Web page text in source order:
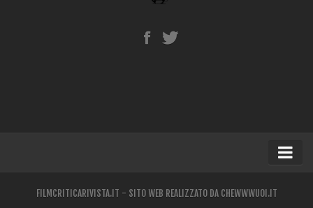
FILMCRITICARIVISTA.IT - SITO WEB REALIZZATO DA CHEWWWUOI.IT